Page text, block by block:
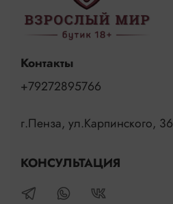
Контакты
+79272895766
г.Пенза, ул.Карпинского, 36
КОНСУЛЬТАЦИЯ